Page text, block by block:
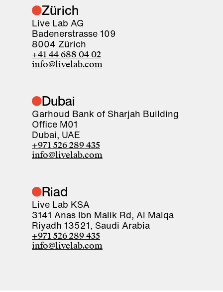
Zürich
Live Lab AG
Badenerstrasse 109
8004 Zürich
+41 44 688 04 02
info@livelab.com
Dubai
Garhoud Bank of Sharjah Building
Office M01
Dubai, UAE
+971 526 289 435
info@livelab.com
Riad
Live Lab KSA
3141 Anas Ibn Malik Rd, Al Malqa
Riyadh 13521, Saudi Arabia
+971 526 289 435
info@livelab.com